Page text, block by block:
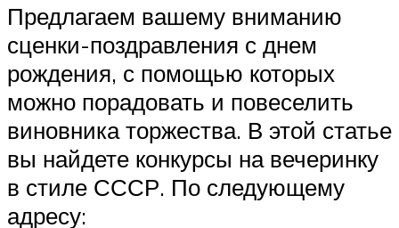
Предлагаем вашему вниманию
сценки-поздравления с днем
рождения, с помощью которых
можно порадовать и повеселить
виновника торжества. В этой статье
вы найдете конкурсы на вечеринку
в стиле СССР. По следующему
адресу: